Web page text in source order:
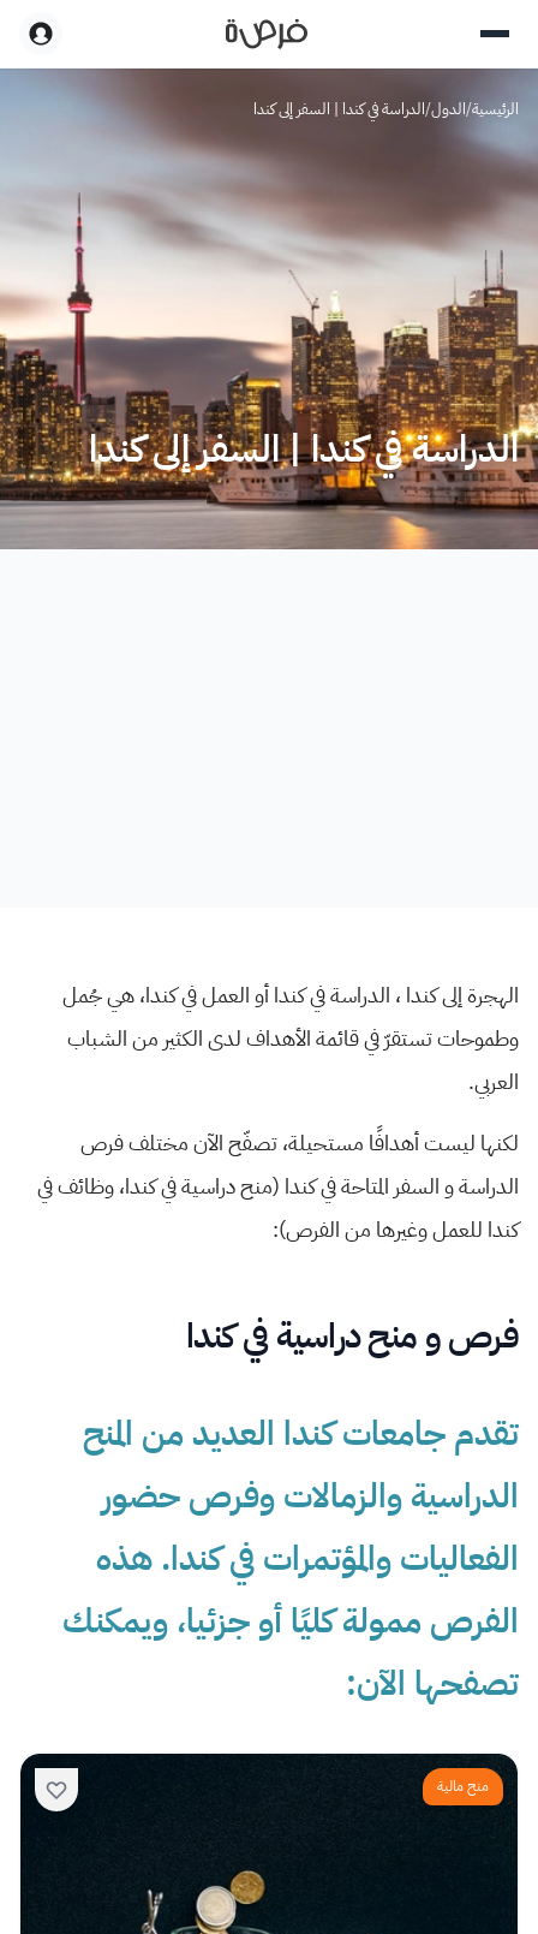
الرئيسية/الدول/الدراسة في كندا | السفر إلى كندا
الدراسة في كندا | السفر إلى كندا
الهجرة إلى كندا ، الدراسة في كندا أو العمل في كندا، هي جُمل
وطموحات تستقرّ في قائمة الأهداف لدى الكثير من الشباب
العربي.
لكنها ليست أهدافًا مستحيلة، تصفّح الآن مختلف فرص
الدراسة و السفر المتاحة في كندا (منح دراسية في كندا، وظائف في
كندا للعمل وغيرها من الفرص):
فرص و منح دراسية في كندا
تقدم جامعات كندا العديد من المنح
الدراسية والزمالات وفرص حضور
الفعاليات والمؤتمرات في كندا. هذه
الفرص ممولة كليًا أو جزئيا، ويمكنك
تصفحها الآن:
منح مالية